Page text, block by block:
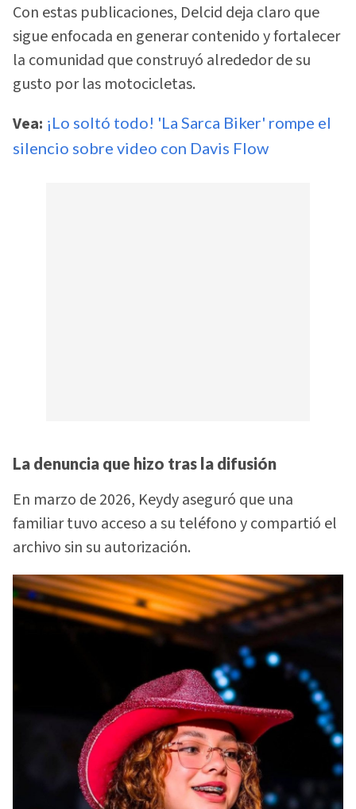
Con estas publicaciones, Delcid deja claro que
sigue enfocada en generar contenido y fortalecer
la comunidad que construyó alrededor de su
gusto por las motocicletas.
Vea: ¡Lo soltó todo! 'La Sarca Biker' rompe el
silencio sobre video con Davis Flow
La denuncia que hizo tras la difusión
En marzo de 2026, Keydy aseguró que una
familiar tuvo acceso a su teléfono y compartió el
archivo sin su autorización.